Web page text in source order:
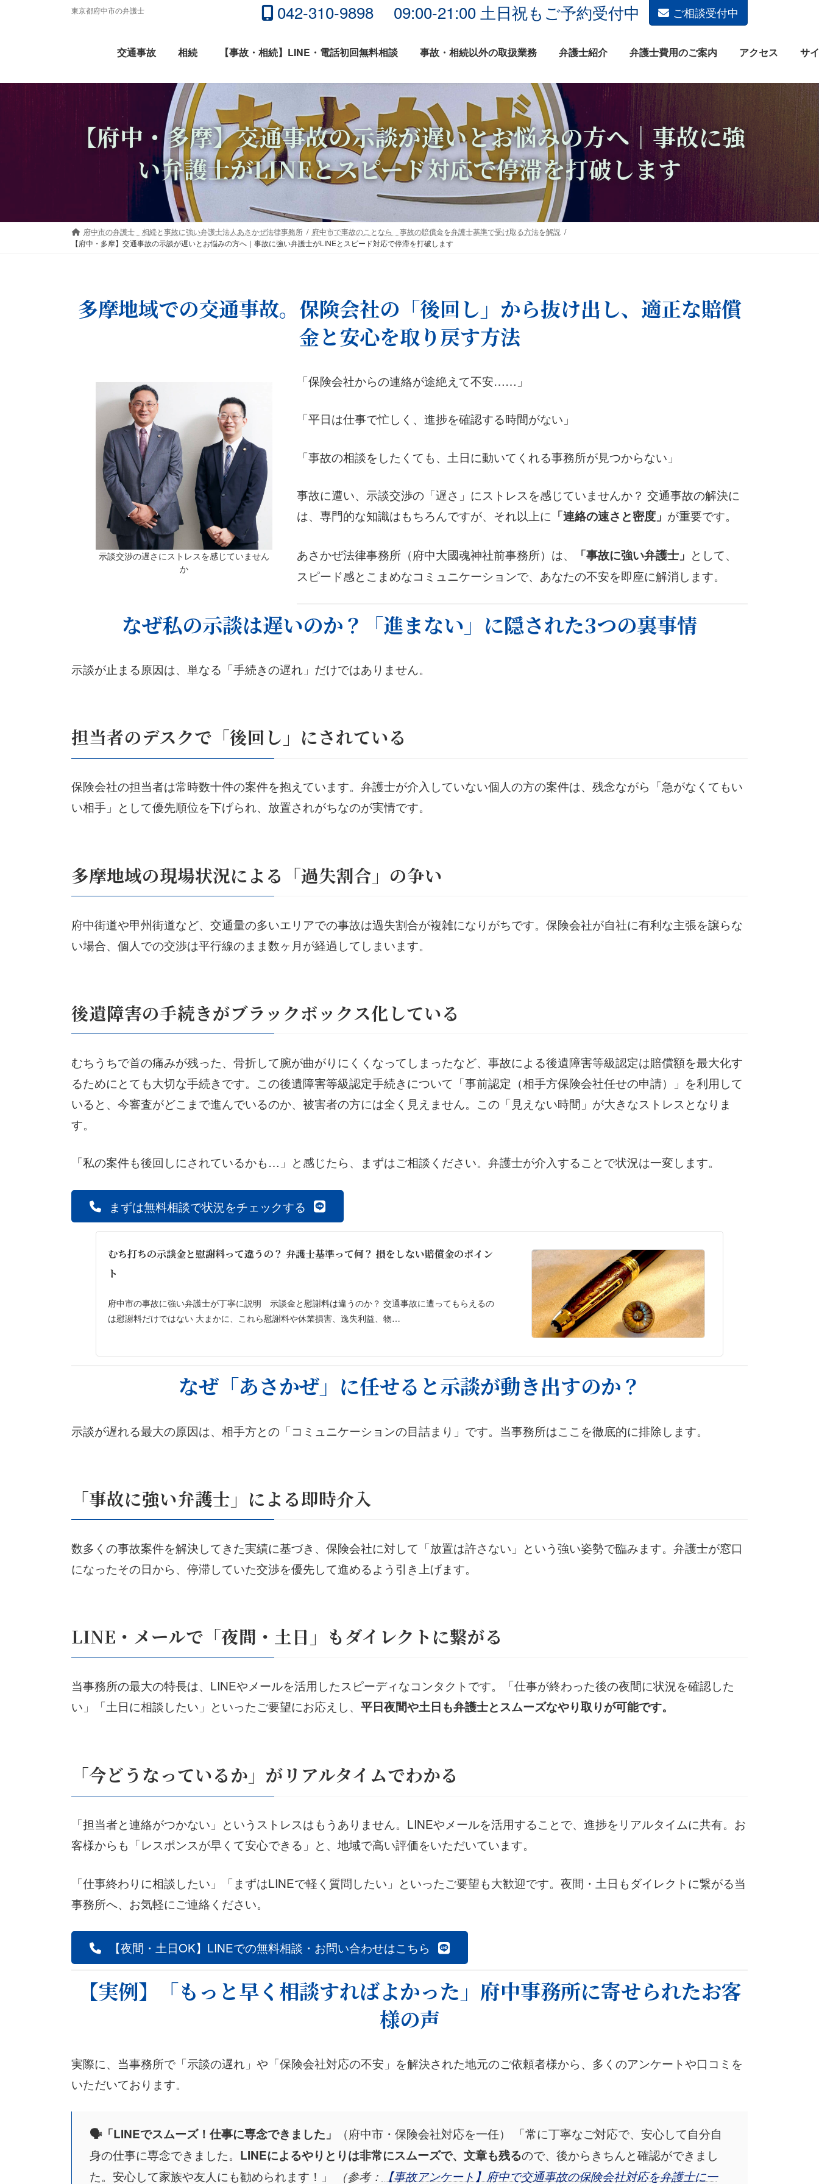
東京都府中市の弁護士 042-310-9898 09:00-21:00 土日祝もご予約受付中 ご相談受付中
交通事故 相続 【事故・相続】LINE・電話初回無料相談 事故・相続以外の取扱業務 弁護士紹介 弁護士費用のご案内 アクセス サ
【府中・多摩】交通事故の示談が遅いとお悩みの方へ｜事故に強
い弁護士がLINEとスピード対応で停滞を打破します
府中市の弁護士 相続と事故に強い弁護士法人あさかぜ法律事務所
府中市で事故のことなら 事故の賠償金を弁護士基準で受け取る方法を解説
【府中・多摩】交通事故の示談が遅いとお悩みの方へ｜事故に強い弁護士がLINEとスピード対応で停滞を打破します
多摩地域での交通事故。保険会社の「後回し」から抜け出し、適正な賠償
金と安心を取り戻す方法
示談交渉の遅さにストレスを感じていません
か
「保険会社からの連絡が途絶えて不安……」
「平日は仕事で忙しく、進捗を確認する時間がない」
「事故の相談をしたくても、土日に動いてくれる事務所が見つからない」
事故に遭い、示談交渉の「遅さ」にストレスを感じていませんか？ 交通事故の解決に
は、専門的な知識はもちろんですが、それ以上に 「連絡の速さと密度」 が重要です。
あさかぜ法律事務所（府中大國魂神社前事務所）は、 「事故に強い弁護士」 として、
スピード感とこまめなコミュニケーションで、あなたの不安を即座に解消します。
なぜ私の示談は遅いのか？「進まない」に隠された3つの裏事情
示談が止まる原因は、単なる「手続きの遅れ」だけではありません。
担当者のデスクで「後回し」にされている
保険会社の担当者は常時数十件の案件を抱えています。弁護士が介入していない個人の方の案件は、残念ながら「急がなくてもい
い相手」として優先順位を下げられ、放置されがちなのが実情です。
多摩地域の現場状況による「過失割合」の争い
府中街道や甲州街道など、交通量の多いエリアでの事故は過失割合が複雑になりがちです。保険会社が自社に有利な主張を譲らな
い場合、個人での交渉は平行線のまま数ヶ月が経過してしまいます。
後遺障害の手続きがブラックボックス化している
むちうちで首の痛みが残った、骨折して腕が曲がりにくくなってしまったなど、事故による後遺障害等級認定は賠償額を最大化す
るためにとても大切な手続きです。この後遺障害等級認定手続きについて「事前認定（相手方保険会社任せの申請）」を利用して
いると、今審査がどこまで進んでいるのか、被害者の方には全く見えません。この「見えない時間」が大きなストレスとなりま
す。
「私の案件も後回しにされているかも…」と感じたら、まずはご相談ください。弁護士が介入することで状況は一変します。
まずは無料相談で状況をチェックする
むち打ちの示談金と慰謝料って違うの？ 弁護士基準って何？ 損をしない賠償金のポイン
ト
府中市の事故に強い弁護士が丁寧に説明 示談金と慰謝料は違うのか？ 交通事故に遭ってもらえるの
は慰謝料だけではない 大まかに、これら慰謝料や休業損害、逸失利益、物…
なぜ「あさかぜ」に任せると示談が動き出すのか？
示談が遅れる最大の原因は、相手方との「コミュニケーションの目詰まり」です。当事務所はここを徹底的に排除します。
「事故に強い弁護士」による即時介入
数多くの事故案件を解決してきた実績に基づき、保険会社に対して「放置は許さない」という強い姿勢で臨みます。弁護士が窓口
になったその日から、停滞していた交渉を優先して進めるよう引き上げます。
LINE・メールで「夜間・土日」もダイレクトに繋がる
当事務所の最大の特長は、LINEやメールを活用したスピーディなコンタクトです。「仕事が終わった後の夜間に状況を確認した
い」「土日に相談したい」といったご要望にお応えし、 平日夜間や土日も弁護士とスムーズなやり取りが可能です。
「今どうなっているか」がリアルタイムでわかる
「担当者と連絡がつかない」というストレスはもうありません。LINEやメールを活用することで、進捗をリアルタイムに共有。お
客様からも「レスポンスが早くて安心できる」と、地域で高い評価をいただいています。
「仕事終わりに相談したい」「まずはLINEで軽く質問したい」といったご要望も大歓迎です。夜間・土日もダイレクトに繋がる当
事務所へ、お気軽にご連絡ください。
【夜間・土日OK】LINEでの無料相談・お問い合わせはこちら
【実例】「もっと早く相談すればよかった」府中事務所に寄せられたお客
様の声
実際に、当事務所で「示談の遅れ」や「保険会社対応の不安」を解決された地元のご依頼者様から、多くのアンケートや口コミを
いただいております。
🗣️「LINEでスムーズ！仕事に専念できました」
（府中市・保険会社対応を一任） 「常に丁寧なご対応で、安心して自分自
身の仕事に専念できました。 LINEによるやりとりは非常にスムーズで、文章も残るので、後からきちんと確認ができまし
た。安心して家族や友人にも勧められます！」
（参考： 【事故アンケート】府中で交通事故の保険会社対応を弁護士に一